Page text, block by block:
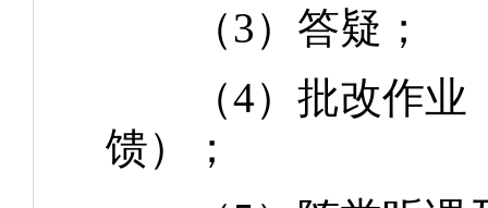
（3）答疑；
（4）批改作业（
馈）；